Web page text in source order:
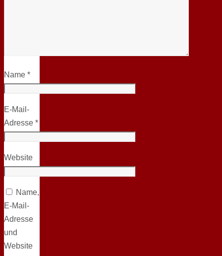
Name *
E-Mail-
Adresse *
Website
Name,
E-Mail-
Adresse
und
Website